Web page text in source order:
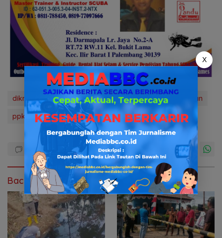
diknas sumsel media bbc.co.id news
Pendidikan
ppk
sk gubernur
Baca Juga
X